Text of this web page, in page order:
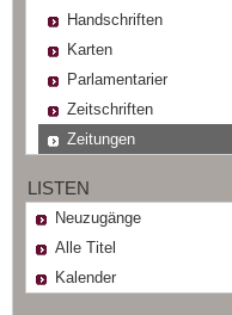
Handschriften
Karten
Parlamentarier
Zeitschriften
Zeitungen
LISTEN
Neuzugänge
Alle Titel
Kalender